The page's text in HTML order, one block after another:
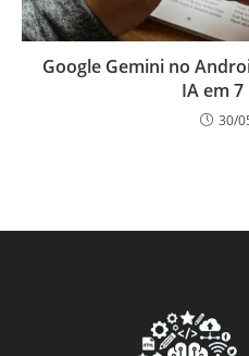
Google Gemini no
IA em 7
30/